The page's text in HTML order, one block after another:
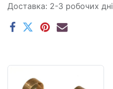
Доставка: 2-3 робочих дні